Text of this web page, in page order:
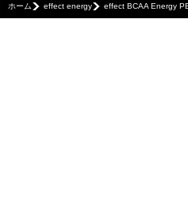
ホーム effect energy effect BCAA Energy